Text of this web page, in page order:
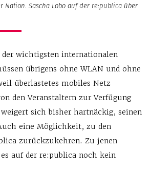
Nation. Sascha Lobo auf der re:publica über
der wichtigsten internationalen
übrigens ohne WLAN und ohne
überlastetes mobiles Netz
den Veranstaltern zur Verfügung
sich bisher hartnäckig, seinen
eine Möglichkeit, zu den
zurückzukehren. Zu jenen
auf der re:publica noch kein